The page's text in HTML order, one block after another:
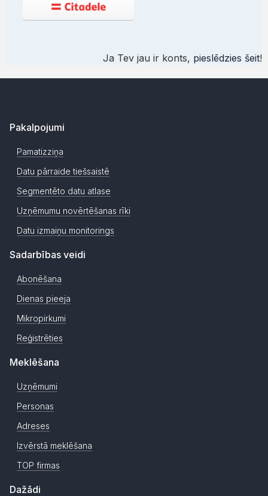
Ja Tev jau ir konts, pieslēdzies šeit!
Pakalpojumi
Pamatizziņa
Datu pārraide tiešsaistē
Segmentēto datu atlase
Uzņēmumu novērtēšanas rīki
Datu izmaiņu monitorings
Sadarbības veidi
Abonēšana
Dienas pieeja
Mikropirkumi
Reģistrēties
Meklēšana
Uzņēmumi
Personas
Adreses
Izvērstā meklēšana
TOP firmas
Dažādi